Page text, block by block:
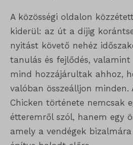
A közösségi oldalon
kiderül: az út a díjig
nyitást követő nehéz
tanulás és fejlődés,
mind hozzájárultak ahhoz,
valóban összeálljon minden.
Chicken története nemcsak
étteremről szól, hanem egy
amely a vendégek bizalmára